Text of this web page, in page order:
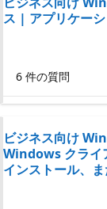
ス | アプリケー
6 件の質問
ビジネス向け
Windows クライ
インストール、